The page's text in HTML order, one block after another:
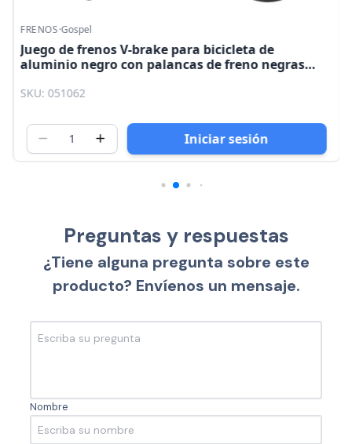
FRENOS·Gospel
Juego de frenos V-brake para bicicleta de
aluminio negro con palancas de freno negras
SKU: 051062
Iniciar sesión
Preguntas y respuestas
¿Tiene alguna pregunta sobre este
producto? Envíenos un mensaje.
Nombre